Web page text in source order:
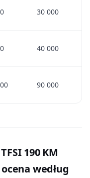
30 000
40 000
90 000
190 KM
według